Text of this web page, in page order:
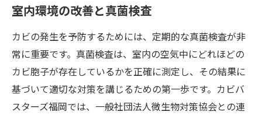
室内環境の改善と真菌検査
カビの発生を予防するためには、定期的な真菌検査が非
常に重要です。真菌検査は、室内の空気中にどれほどの
カビ胞子が存在しているかを正確に測定し、その結果に
基づいて適切な対策を講じるための第一歩です。カビバ
スターズ福岡では、一般社団法人微生物対策協会との連